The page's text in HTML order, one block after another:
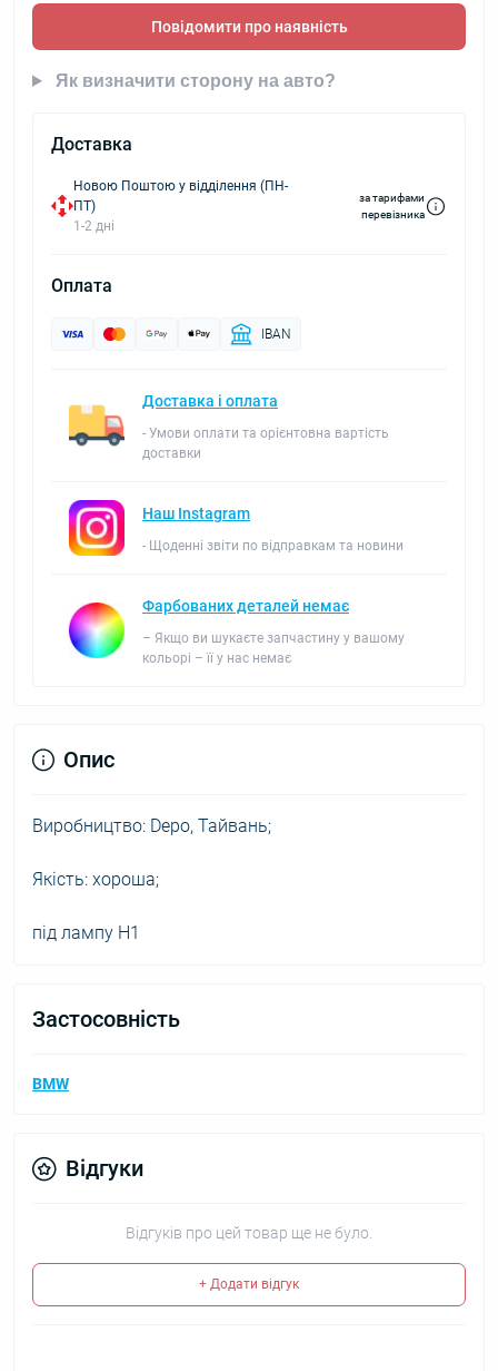
Повідомити про наявність
Як визначити сторону на авто?
Доставка
Новою Поштою у відділення (ПН-
ПТ)
1-2 дні
за тарифами
перевізника
Оплата
IBAN
Доставка і оплата
- Умови оплати та орієнтовна вартість
доставки
Наш Instagram
- Щоденні звіти по відправкам та новини
Фарбованих деталей немає
– Якщо ви шукаєте запчастину у вашому
кольорі – її у нас немає
Опис
Виробництво: Depo, Тайвань;
Якість: хороша;
під лампу H1
Застосовність
BMW
Відгуки
Відгуків про цей товар ще не було.
+ Додати відгук